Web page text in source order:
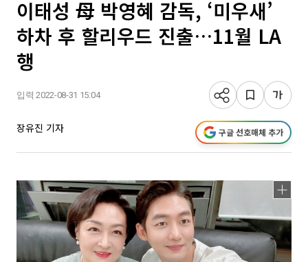
이태성 母 박영혜 감독, ‘미우새’
하차 후 할리우드 진출…11월 LA
행
입력 2022-08-31 15:04
장유진 기자 구글 선호매체 추가